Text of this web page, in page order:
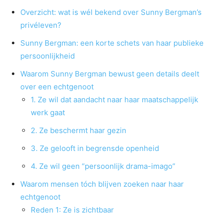
Overzicht: wat is wél bekend over Sunny Bergman’s
privéleven?
Sunny Bergman: een korte schets van haar publieke
persoonlijkheid
Waarom Sunny Bergman bewust geen details deelt
over een echtgenoot
1. Ze wil dat aandacht naar haar maatschappelijk
werk gaat
2. Ze beschermt haar gezin
3. Ze gelooft in begrensde openheid
4. Ze wil geen “persoonlijk drama-imago”
Waarom mensen tóch blijven zoeken naar haar
echtgenoot
Reden 1: Ze is zichtbaar